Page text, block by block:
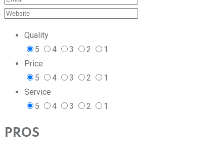
Quality
5
4 3 2
1
Price
5
4 3 2
1
Service
5
4 3 2 1
PROS